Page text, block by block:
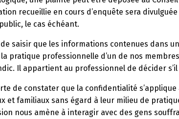
recueillie en cours d’enquête sera
le cas échéant.
saisir que les informations contenues dans
pratique professionnelle d’un de nos
Il appartient au professionnel de décider
de constater que la confidentialité
et familiaux sans égard à leur milieu de
nous amène à interagir avec des gens